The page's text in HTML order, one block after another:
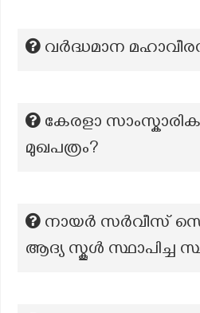
വർദ്ധമാന
കേരളാ
മുഖപത്രം?
നായർ സർവീസ്
ആദ്യ സ്കൂൾ സ്ഥാപിച്ച